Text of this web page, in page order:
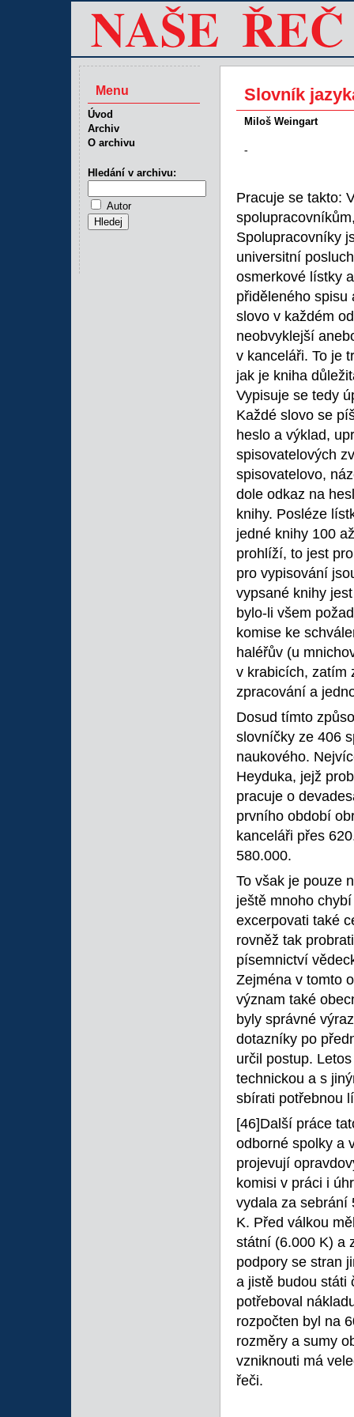
Slovník
Miloš Weingart
-
Pracuje se takto:
Spolupracovníky
universitní
osmerkové lístky
přiděleného spisu
slovo v každém
neobvyklejší
v kanceláři. To je
jak je kniha
Vypisuje se tedy
Každé slovo se
heslo a výklad,
spisovatelových
spisovatelovo,
dole odkaz na
knihy. Posléze
jedné knihy 100
prohlíží, to jest
pro vypisování
vypsané knihy
bylo-li všem
komise ke
haléřův (u
v krabicích, zatím
zpracování a
Dosud tímto
slovníčky ze 406
naukového.
Heyduka, jejž
pracuje o
prvního období
kanceláři přes
580.000.
To však je pouze
ještě mnoho
excerpovati také
rovněž tak
písemnictví
Zejména v tomto
význam také
byly správné
dotazníky po
určil postup.
technickou a s
sbírati potřebnou
[46]Další práce
odborné spolky a
projevují
komisi v práci i
vydala za sebrání
K. Před válkou
státní (6.000 K) a
podpory se stran
a jistě budou státi
potřeboval
rozpočten byl na
rozměry a sumy
vzniknouti má
řeči.
Menu
Úvod
Archiv
O archivu
Hledání v archivu:
Autor